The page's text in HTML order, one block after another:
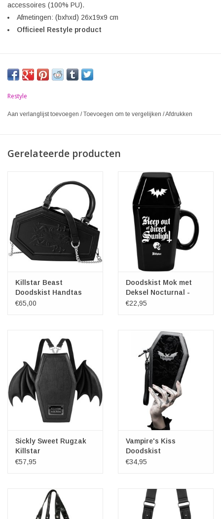
accessoires (100% PU).
Afmetingen: (bxhxd) 26x19x9 cm
Officieel Restyle product
Restyle
Aan verlanglijst toevoegen /Toevoegen om te vergelijken /Afdrukken
Gerelateerde producten
Killstar Beast
Doodskist Handtas
€65,00
Doodskist Mok met
Deksel Nocturnal -
Killstar
€22,95
Sickly Sweet Rugzak
Killstar
€57,95
Vampire's Kiss
Doodskist
Portemonnee Killstar
€34,95